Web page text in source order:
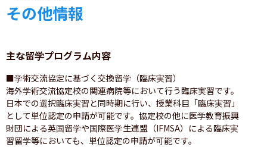
その他情報
主な留学プログラム内容
■学術交流協定に基づく交換留学（臨床実習）
海外学術交流協定校の関連病院等において行う臨床実習です。
日本での選択臨床実習と同時期に行い、授業科目「臨床実習」
として単位認定の申請が可能です。協定校の他に医学教育振興
財団による英国留学や国際医学生連盟（IFMSA）による臨床実
習留学等においても、単位認定の申請が可能です。